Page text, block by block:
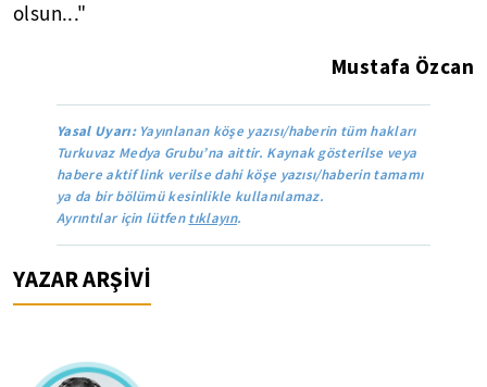
olsun..."
Mustafa Özcan
Yasal Uyarı: Yayınlanan köşe yazısı/haberin tüm hakları
Turkuvaz Medya Grubu’na aittir. Kaynak gösterilse veya
habere aktif link verilse dahi köşe yazısı/haberin tamamı
ya da bir bölümü kesinlikle kullanılamaz.
Ayrıntılar için lütfentıklayın.
YAZAR ARŞİVİ